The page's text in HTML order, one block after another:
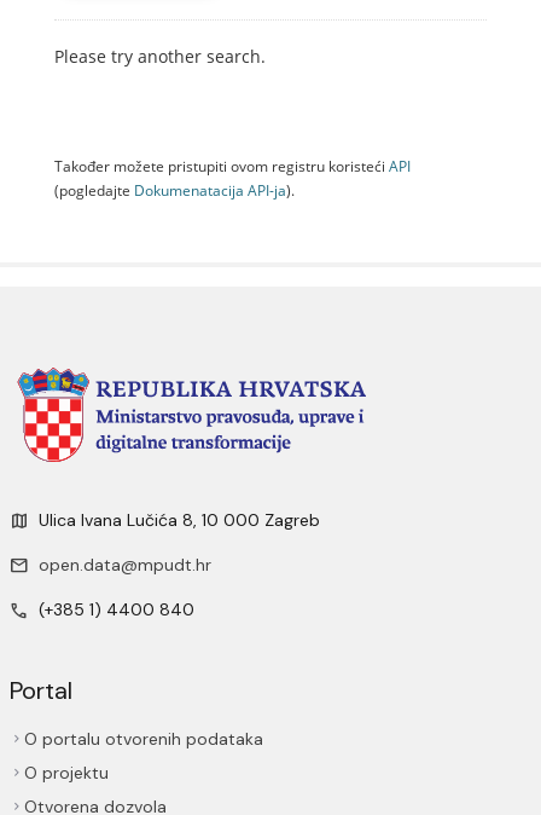
Please try another search.
Također možete pristupiti ovom registru koristeći API
(pogledajte Dokumenаtаcijа API-jа).